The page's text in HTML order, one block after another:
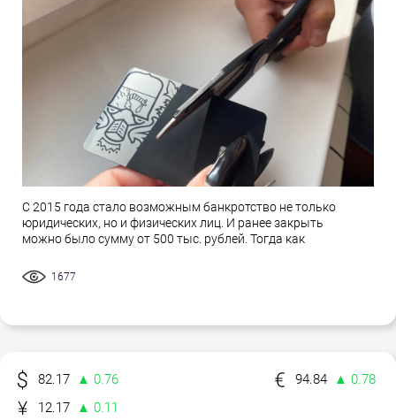
С 2015 года стало возможным банкротство не только
юридических, но и физических лиц. И ранее закрыть
можно было сумму от 500 тыс. рублей. Тогда как
1677
82.17 ▲ 0.76 94.84
▲ 0.78
12.17
▲ 0.11